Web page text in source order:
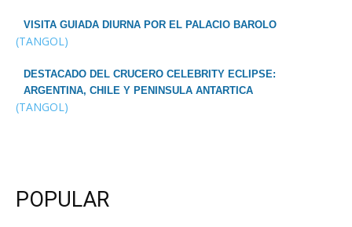
VISITA GUIADA DIURNA POR EL PALACIO BAROLO
(TANGOL)
DESTACADO DEL CRUCERO CELEBRITY ECLIPSE:
ARGENTINA, CHILE Y PENINSULA ANTARTICA
(TANGOL)
POPULAR